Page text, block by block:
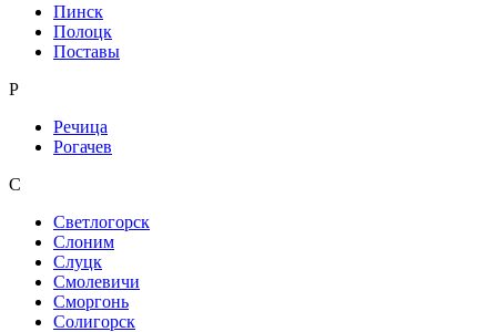
Пинск
Полоцк
Поставы
Р
Речица
Рогачев
С
Светлогорск
Слоним
Слуцк
Смолевичи
Сморгонь
Солигорск